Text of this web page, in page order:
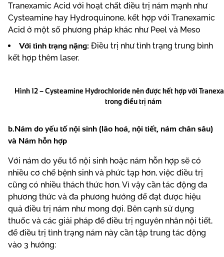
Tranexamic Acid với hoạt chất điều trị nám mạnh như
Cysteamine hay Hydroquinone, kết hợp với Tranexamic
Acid ở một số phương pháp khác như Peel và Meso
Với tình trạng nặng: Điều trị như tình trạng trung bình
kết hợp thêm laser.
Hình 12 – Cysteamine Hydrochloride nên được kết hợp với
trong điều trị nám
b.Nám do yếu tố nội sinh (lão hoá, nội tiết, nám chân sâu)
và Nám hỗn hợp
Với nám do yếu tố nội sinh hoặc nám hỗn hợp sẽ có
nhiều cơ chế bệnh sinh và phức tạp hơn, việc điều trị
cũng có nhiều thách thức hơn. Vì vậy cần tác động đa
phương thức và đa phương hướng để đạt được hiệu
quả điều trị nám như mong đợi. Bên cạnh sử dụng
thuốc và các giải pháp để điều trị nguyên nhân nội tiết,
để điều trị tình trạng nám này cần tập trung tác động
vào 3 hướng: